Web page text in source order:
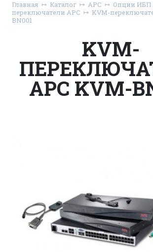
Главная Каталог APC Опции ИБП
переключатели APC
KVM-
BN001
KVM-
APC KVM-